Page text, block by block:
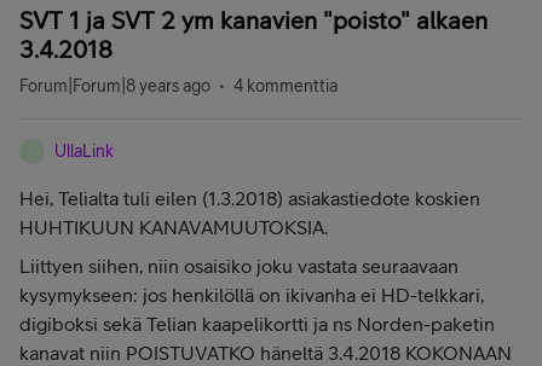
SVT 1 ja SVT 2 ym kanavien "poisto" alkaen
3.4.2018
Forum|Forum|8 years ago 4 kommenttia
UllaLink
Hei, Telialta tuli eilen (1.3.2018) asiakastiedote koskien
HUHTIKUUN KANAVAMUUTOKSIA.
Liittyen siihen, niin osaisiko joku vastata seuraavaan
kysymykseen: jos henkilöllä on ikivanha ei HD-telkkari,
digiboksi sekä Telian kaapelikortti ja ns Norden-paketin
kanavat niin POISTUVATKO häneltä 3.4.2018 KOKONAAN